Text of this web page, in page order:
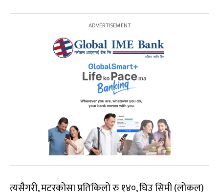
त्यसैगरी, मटरकोसा प्रतिकिलो रु १४०, घिउ सिमी (लोकल)